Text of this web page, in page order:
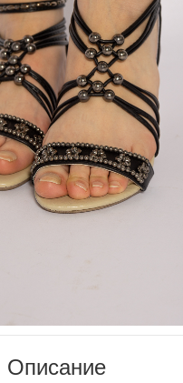
Описание